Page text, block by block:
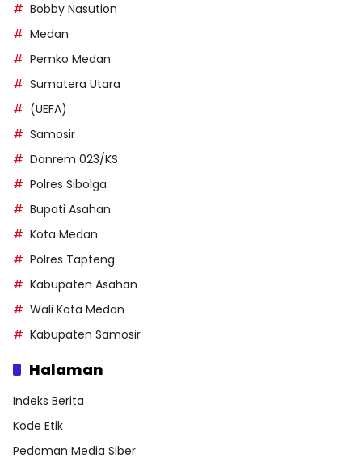
Bobby Nasution
Medan
Pemko Medan
Sumatera Utara
(UEFA)
Samosir
Danrem 023/KS
Polres Sibolga
Bupati Asahan
Kota Medan
Polres Tapteng
Kabupaten Asahan
Wali Kota Medan
Kabupaten Samosir
Halaman
Indeks Berita
Kode Etik
Pedoman Media Siber